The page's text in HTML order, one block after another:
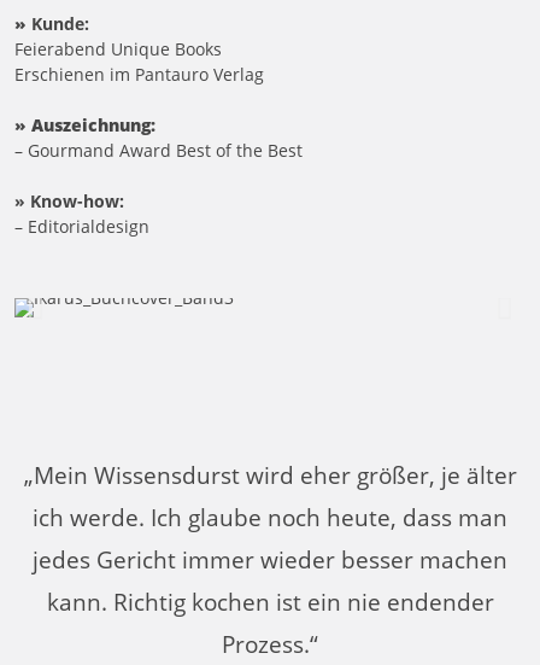
» Kunde:
Feierabend Unique Books
Erschienen im Pantauro Verlag
» Auszeichnung:
– Gourmand Award Best of the Best
» Know-how:
– Editorialdesign
„Mein Wissensdurst wird eher größer, je älter
ich werde. Ich glaube noch heute, dass man
jedes Gericht immer wieder besser machen
kann. Richtig kochen ist ein nie endender
Prozess.“